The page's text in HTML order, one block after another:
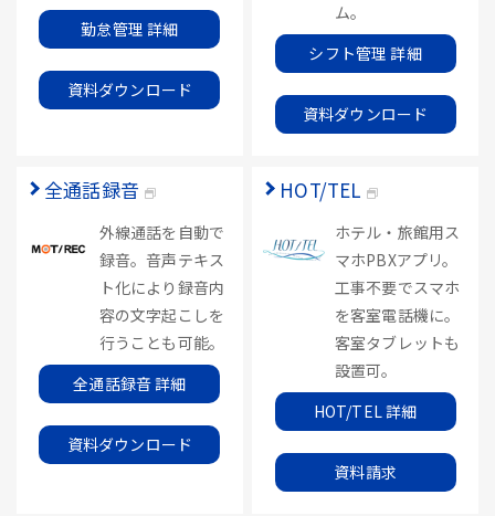
勤怠管理 詳細
資料ダウンロード
ム。
シフト管理 詳細
資料ダウンロード
全通話録音
外線通話を自動で
録音。音声テキス
ト化により録音内
容の文字起こしを
行うことも可能。
全通話録音 詳細
資料ダウンロード
HOT/TEL
ホテル・旅館用ス
マホPBXアプリ。
工事不要でスマホ
を客室電話機に。
客室タブレットも
設置可。
HOT/TEL 詳細
資料請求